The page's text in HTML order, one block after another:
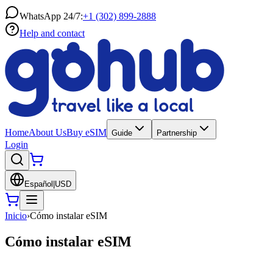
WhatsApp 24/7:+1 (302) 899-2888
Help and contact
HomeAbout UsBuy eSIM Guide Partnership
Login
Español USD
Inicio›Cómo instalar eSIM
Cómo instalar eSIM